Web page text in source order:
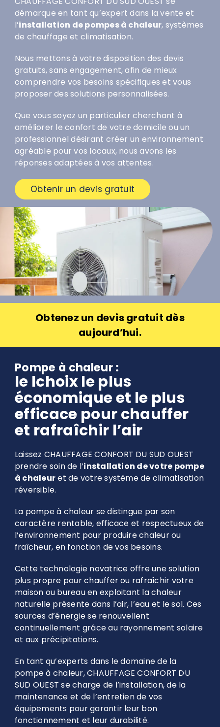
démarque en tant qu’expert dans la vente et
l’installation de pompes à chaleur, systèmes
de chauffage et climatisation.
Nous mettons à votre disposition des devis
gratuits, sans engagement, afin de mieux
comprendre vos besoins spécifiques et vous
proposer des solutions personnalisées.
Que vous soyez un particulier cherchant à
améliorer le confort de votre domicile ou un
professionnel désirant créer un environnement
agréable pour vos locaux, nous avons les
réponses adaptées à vos attentes.
Obtenir un devis gratuit
Obtenez un devis gratuit dès
aujourd’hui.
Pompe à chaleur :
le lchoix le plus
économique et le plus
efficace pour chauffer
et rafraîchir l’air
Laissez CHAUFFAGE CONFORT DU SUD OUEST
prendre soin de l’installation de votre pompe
à chaleuret de votre système de climatisation
réversible.
La pompe à chaleur se distingue par son
caractère rentable, efficace et respectueux de
l’environnement pour produire chaleur ou
fraîcheur, en fonction de vos besoins.
Cette technologie novatrice offre une solution
plus propre pour chauffer ou rafraîchir votre
maison ou bureau en exploitant la chaleur
naturelle présente dans l’air, l’eau et le sol. Ces
sources d’énergie se renouvellent
continuellement grâce au rayonnement solaire
et aux précipitations.
En tant qu’experts dans le domaine de la
pompe à chaleur, CHAUFFAGE CONFORT DU
SUD OUEST se charge de l’installation, de la
maintenance et de l’entretien de vos
équipements pour garantir leur bon
fonctionnement et leur durabilité.